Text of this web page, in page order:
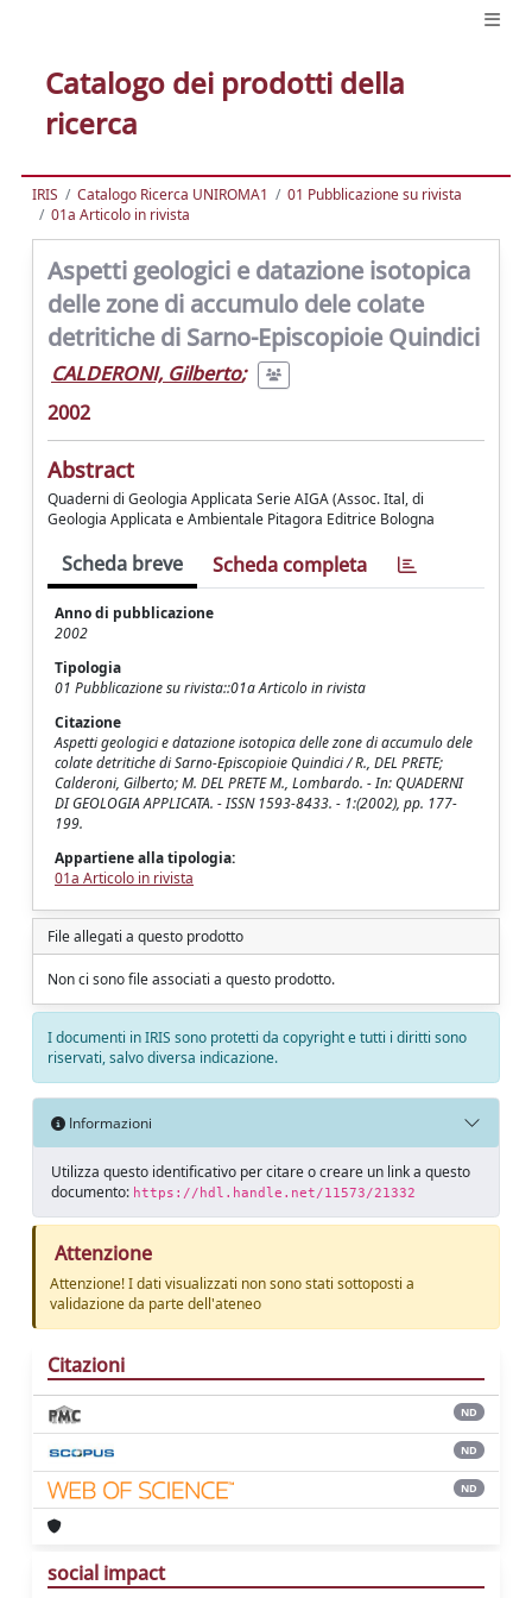
Catalogo dei prodotti della
ricerca
IRIS Catalogo Ricerca UNIROMA1
01 Pubblicazione su rivista
01a Articolo in rivista
Aspetti geologici e datazione isotopica
delle zone di accumulo dele colate
detritiche di Sarno-Episcopioie Quindici
CALDERONI, Gilberto;
2002
Abstract
Quaderni di Geologia Applicata Serie AIGA (Assoc. Ital, di
Geologia Applicata e Ambientale Pitagora Editrice Bologna
Scheda breve Scheda completa
Anno di pubblicazione
2002
Tipologia
01 Pubblicazione su rivista::01a Articolo in rivista
Citazione
Aspetti geologici e datazione isotopica delle zone di accumulo dele
colate detritiche di Sarno-Episcopioie Quindici / R., DEL PRETE;
Calderoni, Gilberto; M. DEL PRETE M., Lombardo. - In: QUADERNI
DI GEOLOGIA APPLICATA. - ISSN 1593-8433. - 1:(2002), pp. 177-
199.
Appartiene alla tipologia:
01a Articolo in rivista
File allegati a questo prodotto
Non ci sono file associati a questo prodotto.
I documenti in IRIS sono protetti da copyright e tutti i diritti sono
riservati, salvo diversa indicazione.
Informazioni
Utilizza questo identificativo per citare o creare un link a questo
documento: https://hdl.handle.net/11573/21332
Attenzione
Attenzione! I dati visualizzati non sono stati sottoposti a
validazione da parte dell'ateneo
Citazioni
ND
ND
ND
social impact